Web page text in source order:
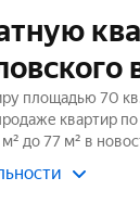
площадью 70
до 77 м² в